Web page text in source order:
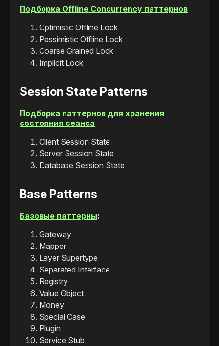
Подборка Offline Concurrency паттернов
Optimistic Offline Lock
Pessimistic Offline Lock
Coarse Grained Lock
Implicit Lock
Session State Patterns
Подборка паттернов для хранения
состояния сеанса
Client Session State
Server Session State
Database Session State
Base Patterns
Базовые паттерны:
Gateway
Mapper
Layer Supertype
Separated Interface
Registry
Value Object
Money
Special Case
Plugin
Service Stub